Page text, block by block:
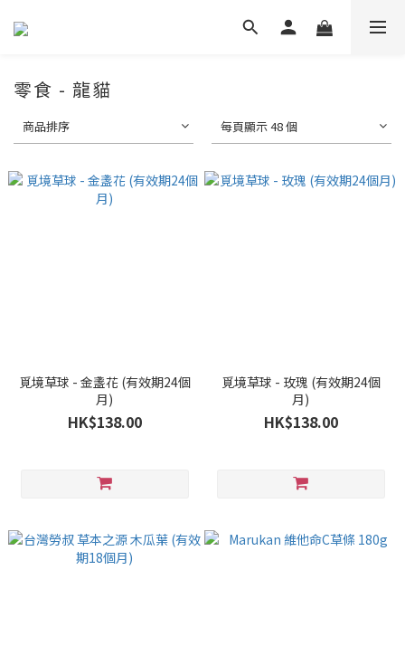
零食 - 龍貓
商品排序 每頁顯示 48 個
覓境草球 - 金盞花 (有效期24個
月)
HK$138.00
覓境草球 - 玫瑰 (有效期24個
月)
HK$138.00